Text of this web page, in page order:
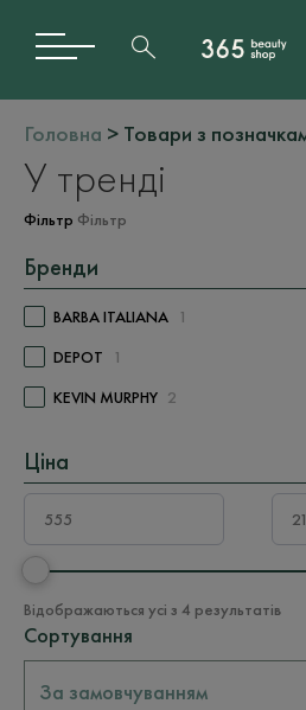
Головна > Товари з
У тренді
Фільтр Фільтр
Бренди
BARBA ITALIANA
1
DEPOT
1
KEVIN MURPHY 2
Ціна
Відображаються усі з 4 результатів
Сортування
За замовчуванням